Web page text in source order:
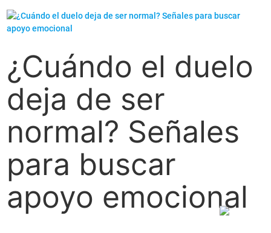
¿Cuándo el duelo
deja de ser
normal? Señales
para buscar
apoyo emocional